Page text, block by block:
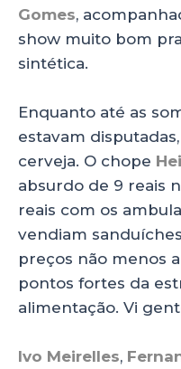
Gomes,
show muito bom
sintética.
Enquanto até as
estavam
cerveja. O chope
absurdo de 9 reais
reais com os
vendiam
preços não menos
pontos fortes da
alimentação. Vi
Ivo Meirelles,